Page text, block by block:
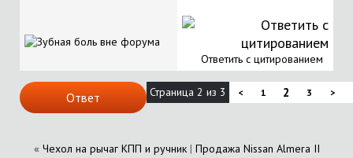
Ответить с цитированием
Ответ Страница 2 из 3 < 1 2 3 >
« Чехол на рычаг КПП и ручник| Продажа Nissan Almera II